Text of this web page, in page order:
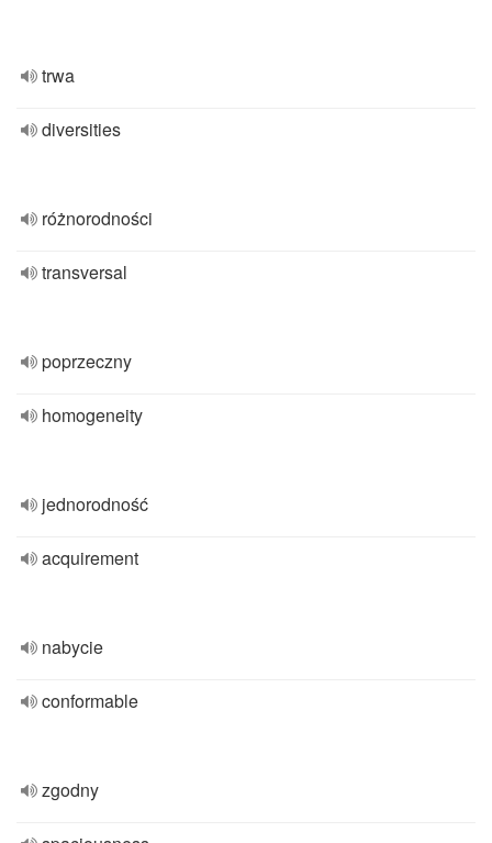
trwa
diversities
różnorodności
transversal
poprzeczny
homogeneity
jednorodność
acquirement
nabycie
conformable
zgodny